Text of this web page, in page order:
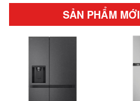
SẢN PHẨM MỚI